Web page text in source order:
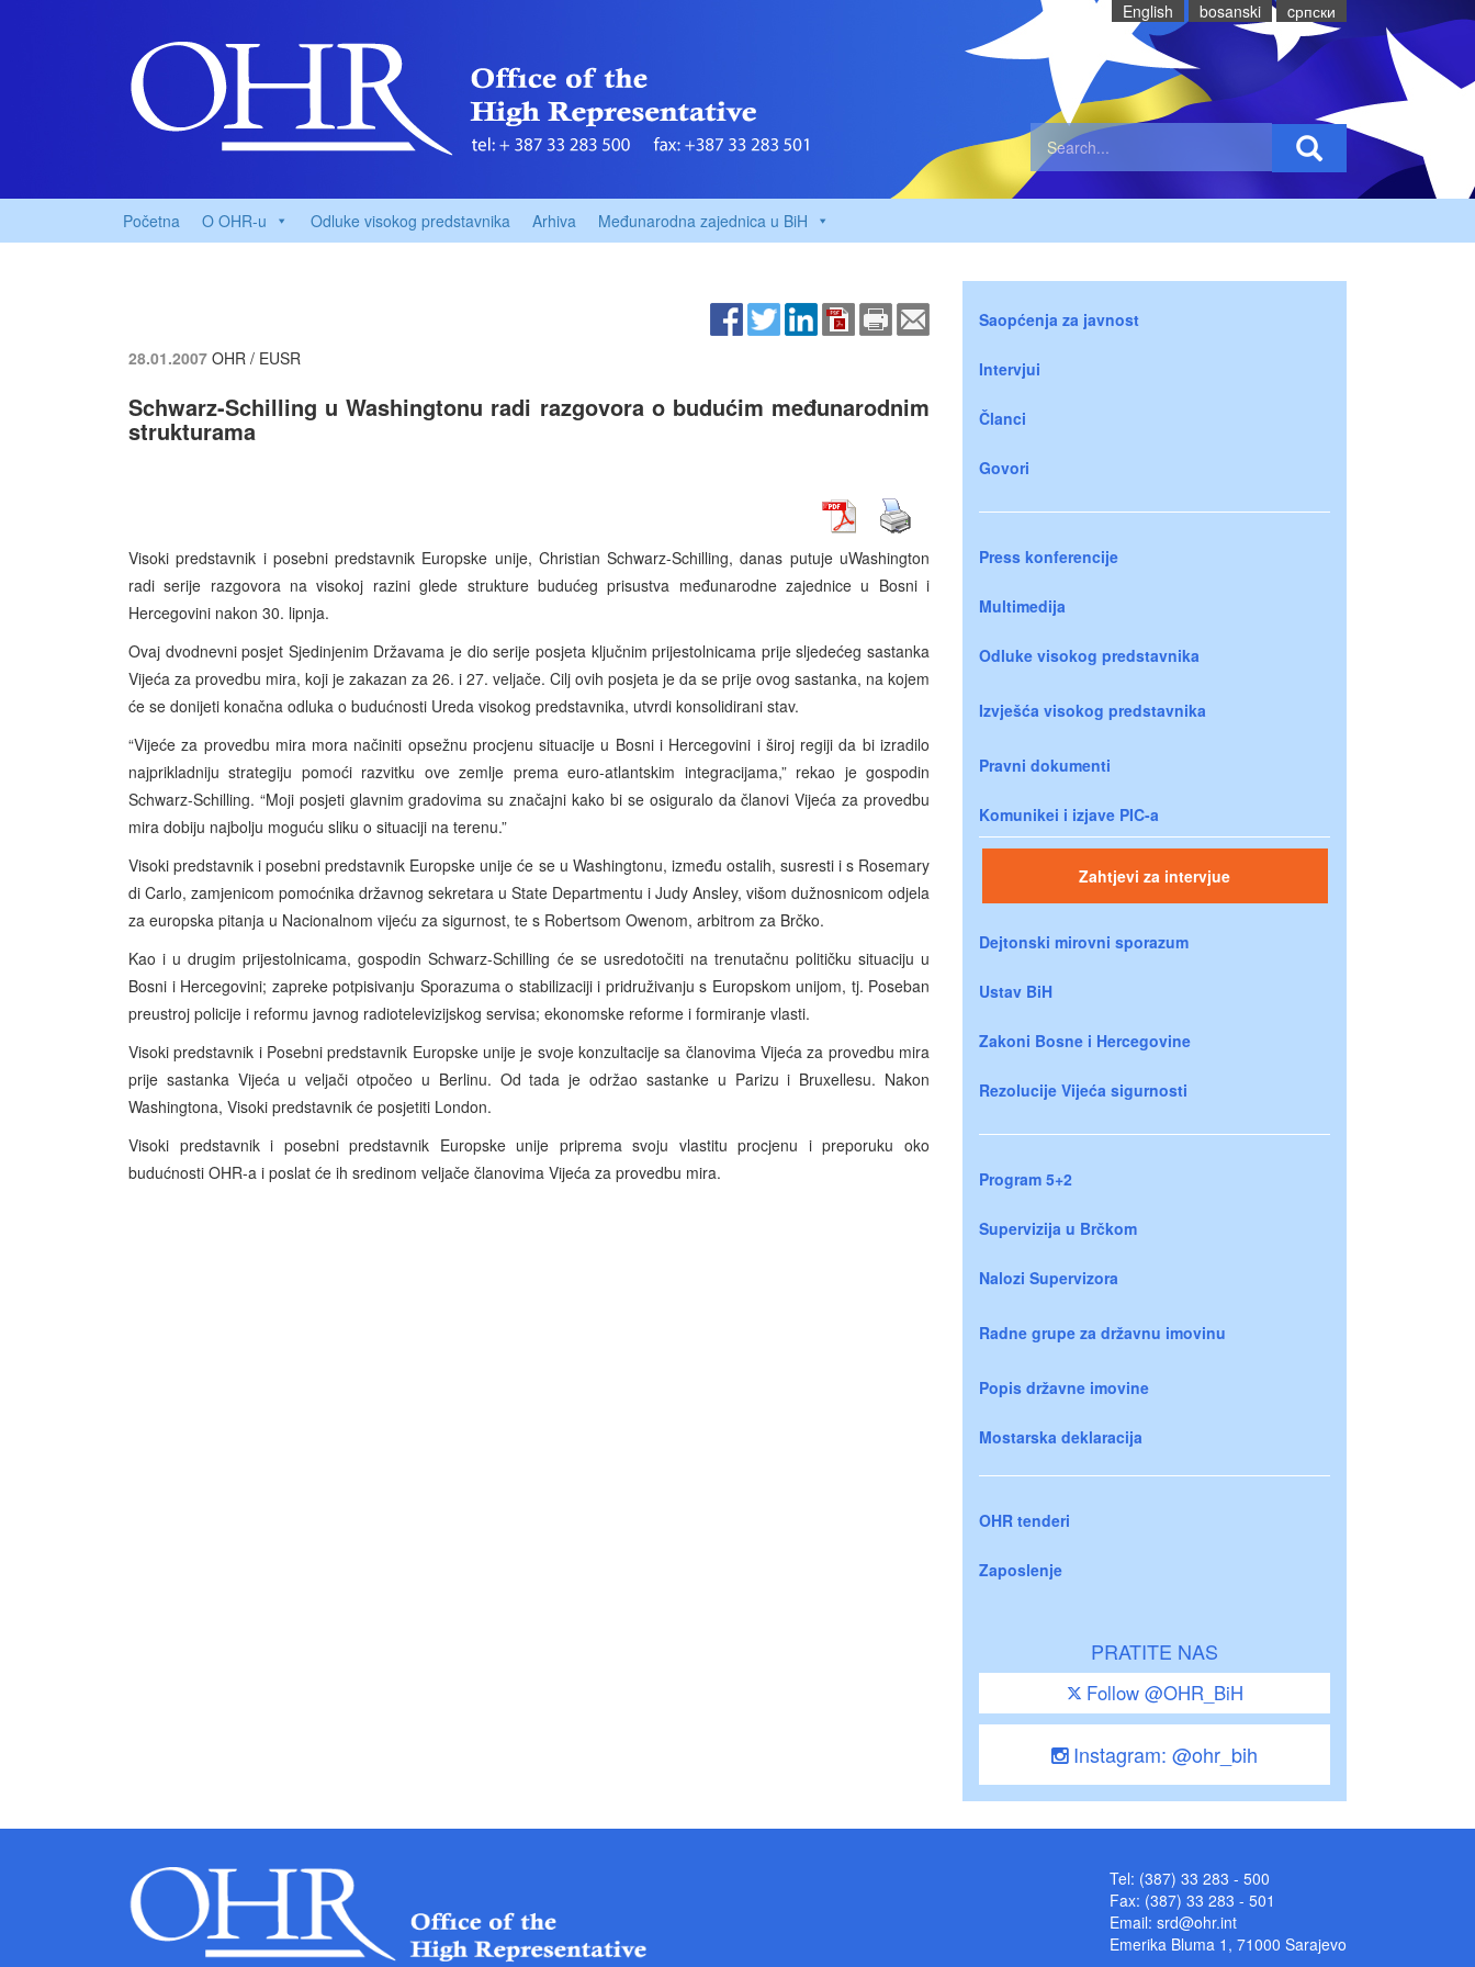
English bosanski cрпски
Početna O OHR-u Odluke visokog predstavnika Arhiva Međunarodna zajednica u BiH
28.01.2007 OHR / EUSR
Schwarz-Schilling u Washingtonu radi razgovora o budućim međunarodnim
strukturama
Visoki predstavnik i posebni predstavnik Europske unije, Christian Schwarz-Schilling, danas putuje uWashington
radi serije razgovora na visokoj razini glede strukture budućeg prisustva međunarodne zajednice u Bosni i
Hercegovini nakon 30. lipnja.
Ovaj dvodnevni posjet Sjedinjenim Državama je dio serije posjeta ključnim prijestolnicama prije sljedećeg sastanka
Vijeća za provedbu mira, koji je zakazan za 26. i 27. veljače. Cilj ovih posjeta je da se prije ovog sastanka, na kojem
će se donijeti konačna odluka o budućnosti Ureda visokog predstavnika, utvrdi konsolidirani stav.
“Vijeće za provedbu mira mora načiniti opsežnu procjenu situacije u Bosni i Hercegovini i široj regiji da bi izradilo
najprikladniju strategiju pomoći razvitku ove zemlje prema euro-atlantskim integracijama,” rekao je gospodin
Schwarz-Schilling. “Moji posjeti glavnim gradovima su značajni kako bi se osiguralo da članovi Vijeća za provedbu
mira dobiju najbolju moguću sliku o situaciji na terenu.”
Visoki predstavnik i posebni predstavnik Europske unije će se u Washingtonu, između ostalih, susresti i s Rosemary
di Carlo, zamjenicom pomoćnika državnog sekretara u State Departmentu i Judy Ansley, višom dužnosnicom odjela
za europska pitanja u Nacionalnom vijeću za sigurnost, te s Robertsom Owenom, arbitrom za Brčko.
Kao i u drugim prijestolnicama, gospodin Schwarz-Schilling će se usredotočiti na trenutačnu političku situaciju u
Bosni i Hercegovini; zapreke potpisivanju Sporazuma o stabilizaciji i pridruživanju s Europskom unijom, tj. Poseban
preustroj policije i reformu javnog radiotelevizijskog servisa; ekonomske reforme i formiranje vlasti.
Visoki predstavnik i Posebni predstavnik Europske unije je svoje konzultacije sa članovima Vijeća za provedbu mira
prije sastanka Vijeća u veljači otpočeo u Berlinu. Od tada je održao sastanke u Parizu i Bruxellesu. Nakon
Washingtona, Visoki predstavnik će posjetiti London.
Visoki predstavnik i posebni predstavnik Europske unije priprema svoju vlastitu procjenu i preporuku oko
budućnosti OHR-a i poslat će ih sredinom veljače članovima Vijeća za provedbu mira.
Saopćenja za javnost
Intervjui
Članci
Govori
Press konferencije
Multimedija
Odluke visokog predstavnika
Izvješća visokog predstavnika
Pravni dokumenti
Komunikei i izjave PIC-a
Zahtjevi za intervjue
Dejtonski mirovni sporazum
Ustav BiH
Zakoni Bosne i Hercegovine
Rezolucije Vijeća sigurnosti
Program 5+2
Supervizija u Brčkom
Nalozi Supervizora
Radne grupe za državnu imovinu
Popis državne imovine
Mostarska deklaracija
OHR tenderi
Zaposlenje
PRATITE NAS
Follow @OHR_BiH
Instagram: @ohr_bih
Tel: (387) 33 283 - 500
Fax: (387) 33 283 - 501
Email: srd@ohr.int
Emerika Bluma 1, 71000 Sarajevo